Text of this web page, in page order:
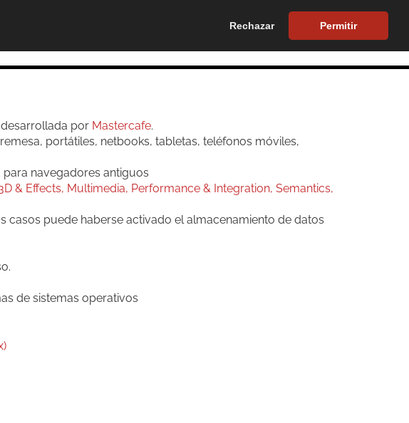
Rechazar Permitir
tel.623386409
900 272 033
desarrollada por Mastercafe.
portátiles, netbooks, tabletas, teléfonos móviles,
navegadores antiguos
casos puede haberse activado el almacenamiento de datos
de sistemas operativos